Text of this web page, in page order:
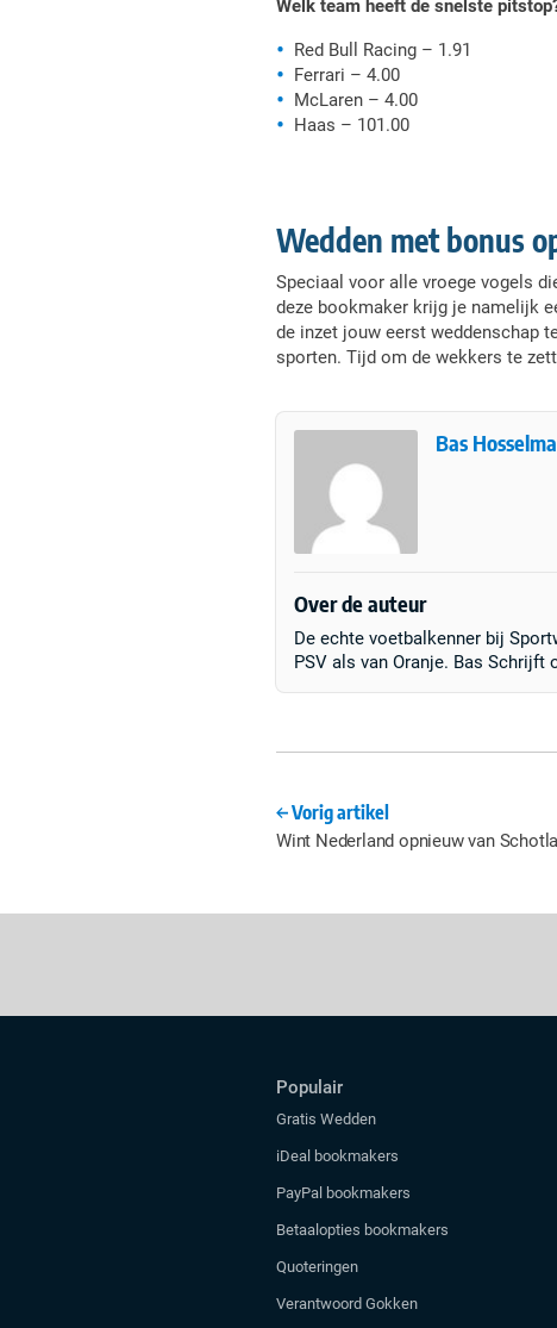
Welk team heeft de snelste
Red Bull Racing – 1.91
Ferrari – 4.00
McLaren – 4.00
Haas – 101.00
Wedden met bonus
Speciaal voor alle vroege vogels
deze bookmaker krijg je namelijk
de inzet jouw eerst weddenschap
sporten. Tijd om de wekkers te
Bas
Over de auteur
De echte voetbalkenner bij
PSV als van Oranje. Bas
Vorig artikel
Wint Nederland opnieuw van
Populair
Gratis Wedden
iDeal bookmakers
PayPal bookmakers
Betaalopties bookmakers
Quoteringen
Verantwoord Gokken